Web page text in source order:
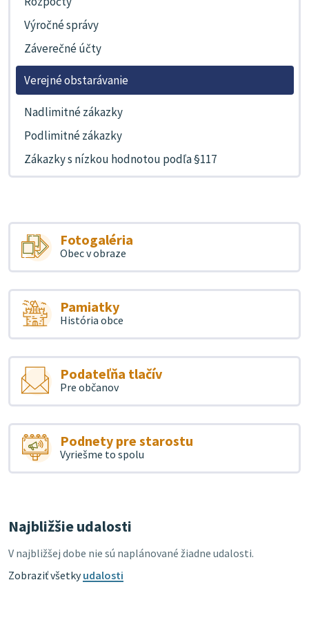
Výročné správy
Záverečné účty
Verejné obstarávanie
Nadlimitné zákazky
Podlimitné zákazky
Zákazky s nízkou hodnotou podľa §117
Fotogaléria
Obec v obraze
Pamiatky
História obce
Podateľňa tlačív
Pre občanov
Podnety pre starostu
Vyriešme to spolu
Najbližšie udalosti
V najbližšej dobe nie sú naplánované žiadne udalosti.
Zobraziť všetkyudalosti